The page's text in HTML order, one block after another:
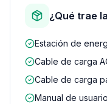
¿Qué trae
Estación de
Cable de carga
Cable de carga
Manual de